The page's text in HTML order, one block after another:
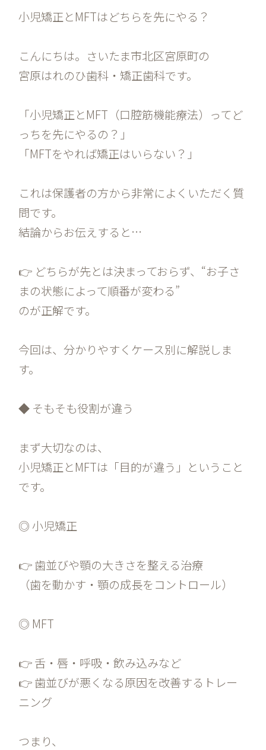
小児矯正とMFTはどちらを先にやる？
こんにちは。さいたま市北区宮原町の
宮原はれのひ歯科・矯正歯科です。
「小児矯正とMFT（口腔筋機能療法）ってど
っちを先にやるの？」
「MFTをやれば矯正はいらない？」
これは保護者の方から非常によくいただく質
問です。
結論からお伝えすると…
👉 どちらが先とは決まっておらず、“お子さ
まの状態によって順番が変わる”
のが正解です。
今回は、分かりやすくケース別に解説しま
す。
◆ そもそも役割が違う
まず大切なのは、
小児矯正とMFTは「目的が違う」ということ
です。
◎ 小児矯正
👉 歯並びや顎の大きさを整える治療
（歯を動かす・顎の成長をコントロール）
◎ MFT
👉 舌・唇・呼吸・飲み込みなど
👉 歯並びが悪くなる原因を改善するトレー
ニング
つまり、